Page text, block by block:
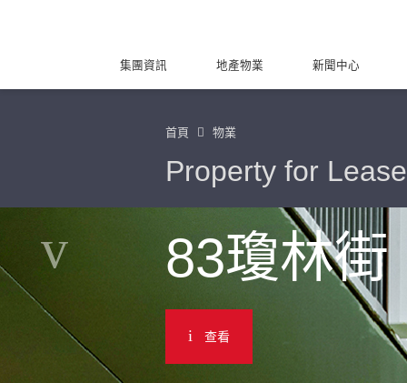
集團資訊 地產物業 新聞中心
首頁 物業
Property for Lease
83瓊林街
查看